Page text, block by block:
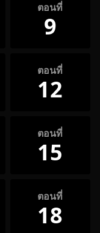
ตอนที่
9
ตอนที่
12
ตอนที่
15
ตอนที่
18